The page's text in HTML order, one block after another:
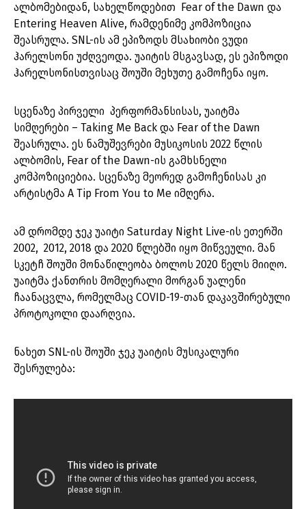
ალბომებიდან, სახელწოდებით Fear of the Dawn და
Entering Heaven Alive, რამდენიმე კომპოზიცია
შეასრულა. SNL-ის ამ ეპიზოდს მსახიობი ვუდი
ჰარელსონი უძღვეოდა. უაიტის მსგავსად, ეს ეპიზოდი
ჰარელსონისთვისაც შოუში მეხუთე გამოჩენა იყო.
სცენაზე პირველი პერფორმანსისას, უაიტმა
სიმღერები – Taking Me Back და Fear of the Dawn
შეასრულა. ეს ნამუშევრები მუსიკოსის 2022 წლის
ალბომის, Fear of the Dawn-ის გამხსნელი
კომპოზიციებია. სცენაზე მეორედ გამოჩენისას კი
არტისტმა A Tip From You to Me იმღერა.
ამ დრომდე ჯეკ უაიტი Saturday Night Live-ის ეთერში
2002, 2012, 2018 და 2020 წლებში იყო მიწვეული. მან
სკეტჩ შოუში მონაწილეობა ბოლოს 2020 წელს მიიღო.
უაიტმა ქანთრის მომღერალი მორგან უალენი
ჩაანაცვლა, რომელმაც COVID-19-თან დაკავშირებული
პროტოკოლი დაარღვია.
ნახეთ SNL-ის შოუში ჯეკ უაიტის მუსიკალური
შესრულება: